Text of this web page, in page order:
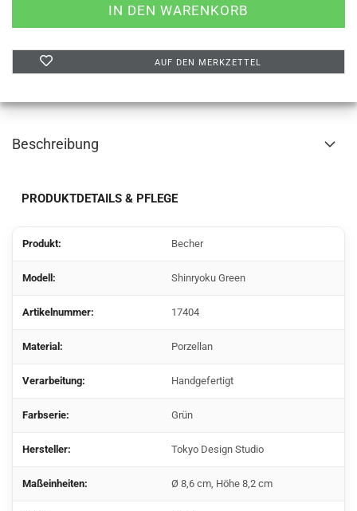
AUF DEN MERKZETTEL
Beschreibung
PRODUKTDETAILS & PFLEGE
Produkt: Becher
Modell: Shinryoku Green
Artikelnummer: 17404
Material: Porzellan
Verarbeitung: Handgefertigt
Farbserie: Grün
Hersteller: Tokyo Design Studio
Maßeinheiten: Ø 8,6 cm, Höhe 8,2 cm